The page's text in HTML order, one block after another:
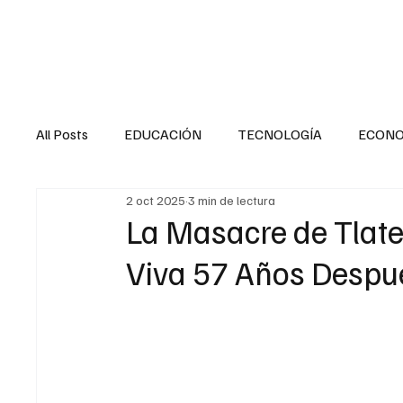
All Posts EDUCACIÓN TECNOLOGÍA
SALUD EN EL SECTOR PÚBLICO
LA ENTREVISTA ANIMAL
La Masacre de
Viva 57 Años
2 oct 2025 3 min de lectura